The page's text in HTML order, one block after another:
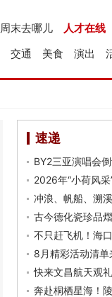
人才在线
周末去哪儿
演出
美食
交通
速递
BY2三亚演唱会
2026年“小荷风
冲浪、帆船、溯
古今德化瓷珍品
不只赶飞机！海
8月精彩活动清
快来文昌航天观
奔赴桐栖星海！